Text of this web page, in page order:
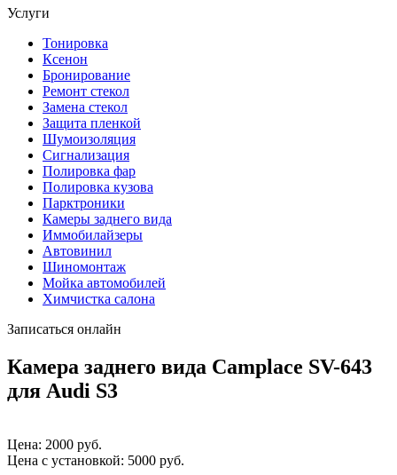
Услуги
Тонировка
Ксенон
Бронирование
Ремонт стекол
Замена стекол
Защита пленкой
Шумоизоляция
Сигнализация
Полировка фар
Полировка кузова
Парктроники
Камеры заднего вида
Иммобилайзеры
Автовинил
Шиномонтаж
Мойка автомобилей
Химчистка салона
Записаться онлайн
Камера заднего вида Camplace SV-643
для Audi S3
Цена: 2000 руб.
Цена с установкой: 5000 руб.